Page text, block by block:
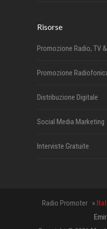
Risorse
Promozione Radio, TV
Promozione
Distribuzione Digitale
Social Media Marketing
Interviste Gratuite
Radio Promoter »